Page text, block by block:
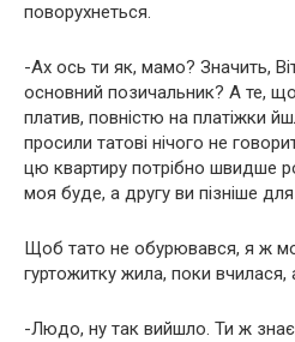
поворухнеться.
-Ах ось ти як, мамо? Значить,
основний позичальник? А те, що
платив, повністю на платіжки
просили татові нічого не
цю квартиру потрібно швидше
моя буде, а другу ви пізніше
Щоб тато не обурювався, я ж
гуртожитку жила, поки вчилася,
-Людо, ну так вийшло. Ти ж